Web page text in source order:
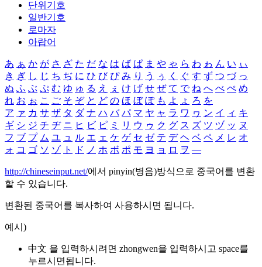
단위기호
일반기호
로마자
아랍어
あ ぁ か が さ ざ た だ な は ば ぱ ま や ゃ ら わ ゎ ん い ぃ
き ぎ し じ ち ぢ に ひ び ぴ み り う ぅ く ぐ す ず つ づ っ
ぬ ふ ぶ ぷ む ゆ ゅ る え ぇ け げ せ ぜ て で ね へ べ ぺ め
れ お ぉ こ ご そ ぞ と ど の ほ ぼ ぽ も よ ょ ろ を
ア ァ カ サ ザ タ ダ ナ ハ バ パ マ ヤ ャ ラ ワ ヮ ン イ ィ キ
ギ シ ジ チ ヂ ニ ヒ ビ ピ ミ リ ウ ゥ ク グ ス ズ ツ ヅ ッ ヌ
フ ブ プ ム ユ ュ ル エ ェ ケ ゲ セ ゼ テ デ ヘ ベ ペ メ レ オ
ォ コ ゴ ソ ゾ ト ド ノ ホ ボ ポ モ ヨ ョ ロ ヲ ―
http://chineseinput.net/에서 pinyin(병음)방식으로 중국어를 변환
할 수 있습니다.
변환된 중국어를 복사하여 사용하시면 됩니다.
예시)
中文 을 입력하시려면 zhongwen을 입력하시고 space를
누르시면됩니다.